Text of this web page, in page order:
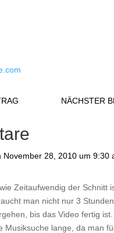
NÄCHSTER
November 28, 2010 um 9:30
Zeitaufwendig der Schnitt
man nicht nur 3
bis das Video fertig
Musiksuche lange, da man